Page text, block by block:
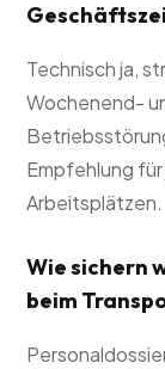
Technisch ja,
Wochenend-
Empfehlung
Arbeitsplätzen.
Wie sichern
beim